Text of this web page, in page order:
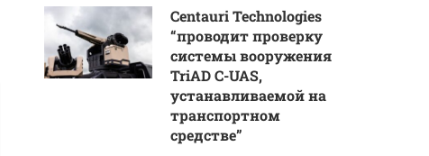
Centauri Technologies
“проводит проверку
системы вооружения
TriAD C-UAS,
устанавливаемой на
транспортном
средстве”